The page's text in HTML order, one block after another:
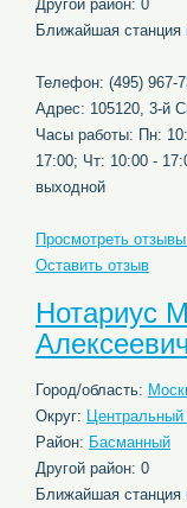
Другой район: 0
Ближайшая станция
Телефон: (495) 967-
Адрес: 105120, 3-й
Часы работы: Пн:
17:00; Чт: 10:00 -
выходной
Просмотреть
Оставить отзыв
Нотариус
Алексеевич
Город/область:
Округ:
Район: Басманный
Другой район: 0
Ближайшая станция